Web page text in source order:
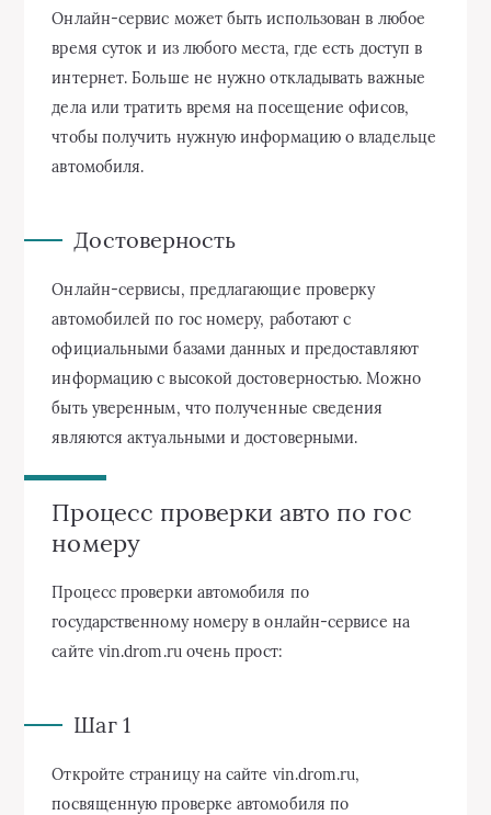
Онлайн-сервис может быть использован в любое
время суток и из любого места, где есть доступ в
интернет. Больше не нужно откладывать важные
дела или тратить время на посещение офисов,
чтобы получить нужную информацию о владельце
автомобиля.
Достоверность
Онлайн-сервисы, предлагающие проверку
автомобилей по гос номеру, работают с
официальными базами данных и предоставляют
информацию с высокой достоверностью. Можно
быть уверенным, что полученные сведения
являются актуальными и достоверными.
Процесс проверки авто по гос
номеру
Процесс проверки автомобиля по
государственному номеру в онлайн-сервисе на
сайте vin.drom.ru очень прост:
Шаг 1
Откройте страницу на сайте vin.drom.ru,
посвященную проверке автомобиля по